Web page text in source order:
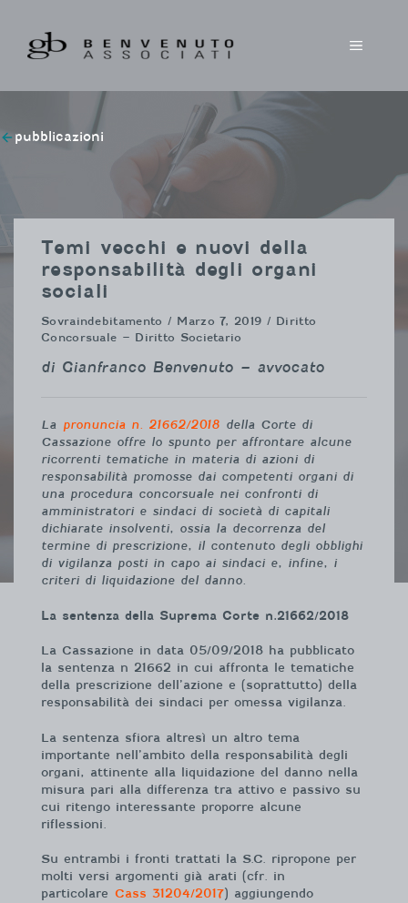
contenuto
MENU
pubblicazioni
Temi vecchi e nuovi della
responsabilità degli organi
sociali
Sovraindebitamento / Marzo 7, 2019 / Diritto
Concorsuale – Diritto Societario
di Gianfranco Benvenuto – avvocato
La pronuncia n. 21662/2018 della Corte di
Cassazione offre lo spunto per affrontare alcune
ricorrenti tematiche in materia di azioni di
responsabilità promosse dai competenti organi di
una procedura concorsuale nei confronti di
amministratori e sindaci di società di capitali
dichiarate insolventi, ossia la decorrenza del
termine di prescrizione, il contenuto degli obblighi
di vigilanza posti in capo ai sindaci e, infine, i
criteri di liquidazione del danno.
La sentenza della Suprema Corte n.21662/2018
La Cassazione in data 05/09/2018 ha pubblicato
la sentenza n 21662 in cui affronta le tematiche
della prescrizione dell’azione e (soprattutto) della
responsabilità dei sindaci per omessa vigilanza.
La sentenza sfiora altresì un altro tema
importante nell’ambito della responsabilità degli
organi, attinente alla liquidazione del danno nella
misura pari alla differenza tra attivo e passivo su
cui ritengo interessante proporre alcune
riflessioni.
Su entrambi i fronti trattati la S.C. ripropone per
molti versi argomenti già arati (cfr. in
particolare Cass 31204/2017) aggiungendo